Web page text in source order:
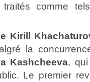
comme
Kirill
la
Kashcheeva,
Le premier